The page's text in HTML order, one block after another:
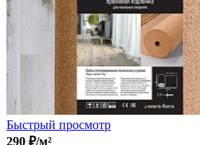
Быстрый просмотр
290 ₽/м²